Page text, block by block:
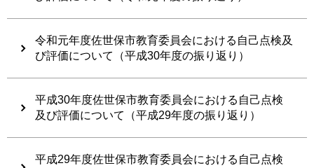
令和元年度佐世保市教育委員会における自己点検及
び評価について（平成30年度の振り返り）
平成30年度佐世保市教育委員会における自己点検
及び評価について（平成29年度の振り返り）
平成29年度佐世保市教育委員会における自己点検